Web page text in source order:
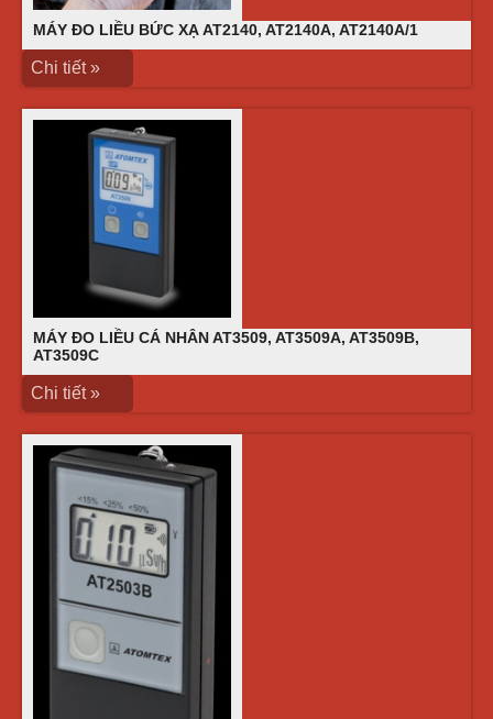
MÁY ĐO LIỀU BỨC XẠ AT2140, AT2140A, AT2140A/1
Chi tiết »
MÁY ĐO LIỀU CÁ NHÂN AT3509, AT3509A, AT3509B,
AT3509C
Chi tiết »